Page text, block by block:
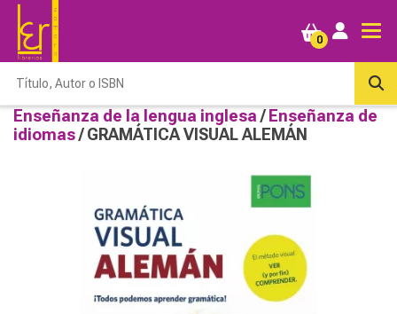
0
Enseñanza de la lengua inglesa / Enseñanza de
idiomas/ GRAMÁTICA VISUAL ALEMÁN